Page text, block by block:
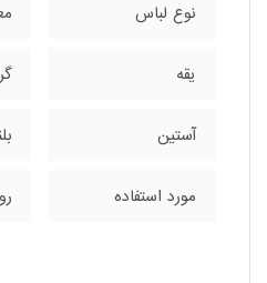
نوع لباس
یقه
آستین
مورد استفاده